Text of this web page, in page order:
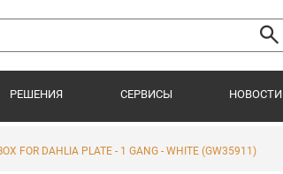
РЕШЕНИЯ СЕРВИСЫ НОВОСТИ
FOR DAHLIA PLATE - 1 GANG - WHITE (GW35911)